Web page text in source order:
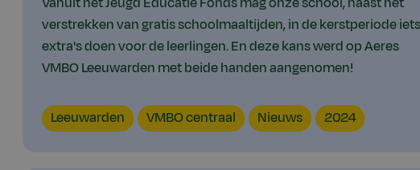
verstrekken van gratis schoolmaaltijden, in de kerstperiode iets
extra's doen voor de leerlingen. En deze kans werd op Aeres
VMBO Leeuwarden met beide handen aangenomen!
Locatie
Leeuwarden VMBO
VMBO centraal
Content
type
Nieuws Jaar
2024